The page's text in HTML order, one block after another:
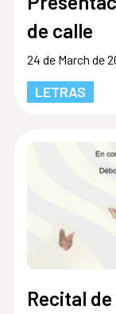
de calle
24 de March de
LETRAS
Recital